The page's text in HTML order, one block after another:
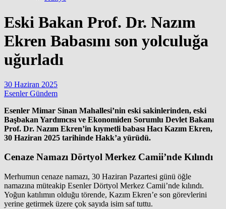
Eski Bakan Prof. Dr. Nazım
Ekren Babasını son yolculuğa
uğurladı
30 Haziran 2025
Esenler Gündem
Esenler Mimar Sinan Mahallesi’nin eski sakinlerinden, eski
Başbakan Yardımcısı ve Ekonomiden Sorumlu Devlet Bakanı
Prof. Dr. Nazım Ekren’in kıymetli babası Hacı Kazım Ekren,
30 Haziran 2025 tarihinde Hakk’a yürüdü.
Cenaze Namazı Dörtyol Merkez Camii’nde Kılındı
Merhumun cenaze namazı, 30 Haziran Pazartesi günü öğle
namazına müteakip Esenler Dörtyol Merkez Camii’nde kılındı.
Yoğun katılımın olduğu törende, Kazım Ekren’e son görevlerini
yerine getirmek üzere çok sayıda isim saf tuttu.